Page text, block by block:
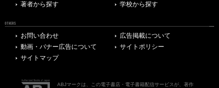
著者から探す
学校から探す
OTHERS
お問い合わせ
広告掲載について
動画・バナー広告について
サイトポリシー
サイトマップ
ABJマークは、この電子書店・電子書籍配信サービスが、著作